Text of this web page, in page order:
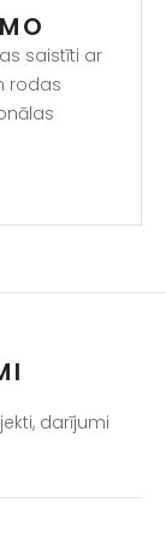
saistīti ar
rodas
darījumi